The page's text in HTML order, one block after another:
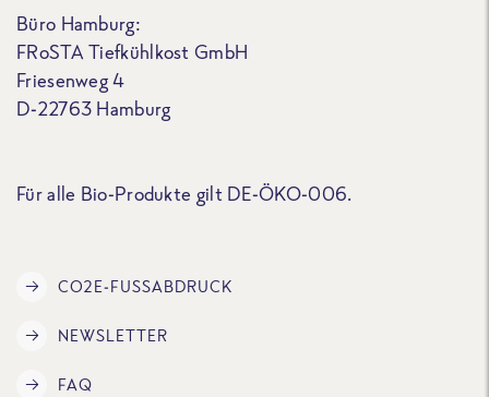
Büro Hamburg:
FRoSTA Tiefkühlkost GmbH
Friesenweg 4
D-22763 Hamburg
Für alle Bio-Produkte gilt DE-ÖKO-006.
CO2E-FUSSABDRUCK
NEWSLETTER
FAQ